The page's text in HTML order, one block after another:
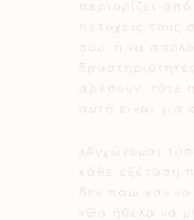
περιορίζει
πετύχεις τους
σου, ή να
αρέσουν, τότε
αυτή είναι για
«Αγχώνομαι
κάθε εξέταση
δεν πάω καν
«Θα ήθελα να